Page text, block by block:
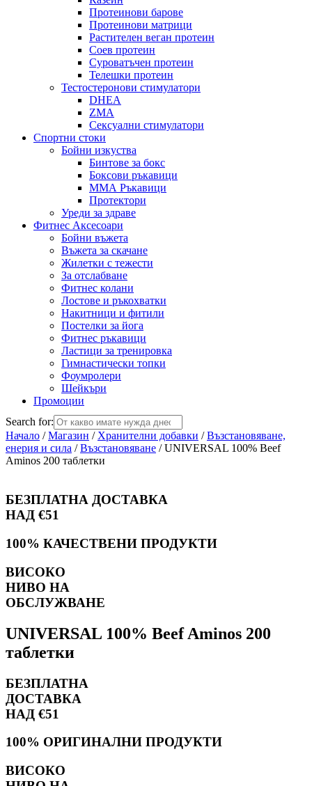
Протеинови барове
Протеинови матрици
Растителен веган протеин
Соев протеин
Суроватъчен протеин
Телешки протеин
Тестостеронови стимулатори
DHEA
ZMA
Сексуални стимулатори
Спортни стоки
Бойни изкуства
Бинтове за бокс
Боксови ръкавици
ММА Ръкавици
Протектори
Уреди за здраве
Фитнес Аксесоари
Бойни въжета
Въжета за скачане
Жилетки с тежести
За отслабване
Фитнес колани
Лостове и ръкохватки
Накитници и фитили
Постелки за йога
Фитнес ръкавици
Ластици за тренировка
Гимнастически топки
Фоумролери
Шейкъри
Промоции
Search for:
Начало /Магазин / Хранителни добавки /Възстановяване,
енерия и сила /Възстановяване / UNIVERSAL 100% Beef
Aminos 200 таблетки
БЕЗПЛАТНА ДОСТАВКА
НАД €51
100% КАЧЕСТВЕНИ ПРОДУКТИ
ВИСОКО
НИВО НА
ОБСЛУЖВАНЕ
UNIVERSAL 100% Beef Aminos 200
таблетки
БЕЗПЛАТНА
ДОСТАВКА
НАД €51
100% ОРИГИНАЛНИ ПРОДУКТИ
ВИСОКО